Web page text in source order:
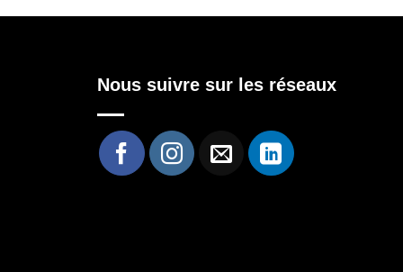
Nous suivre sur les réseaux